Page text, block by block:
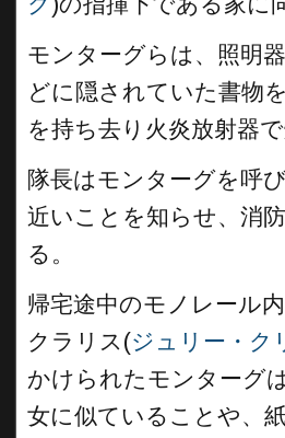
モンターグらは、照明
どに隠されていた書物
を持ち去り火炎放射器で
隊長はモンターグを呼
近いことを知らせ、消
る。
帰宅途中のモノレール
クラリス(ジュリー・ク
かけられたモンターグ
女に似ていることや、